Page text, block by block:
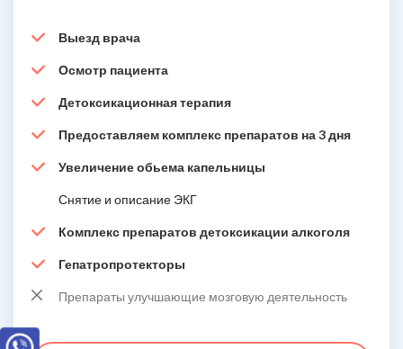
Выезд врача
Осмотр пациента
Детоксикационная терапия
Предоставляем комплекс препаратов на 3 дня
Увеличение обьема капельницы
Снятие и описание ЭКГ
Комплекс препаратов детоксикации алкоголя
Гепатропротекторы
Препараты улучшающие мозговую деятельность